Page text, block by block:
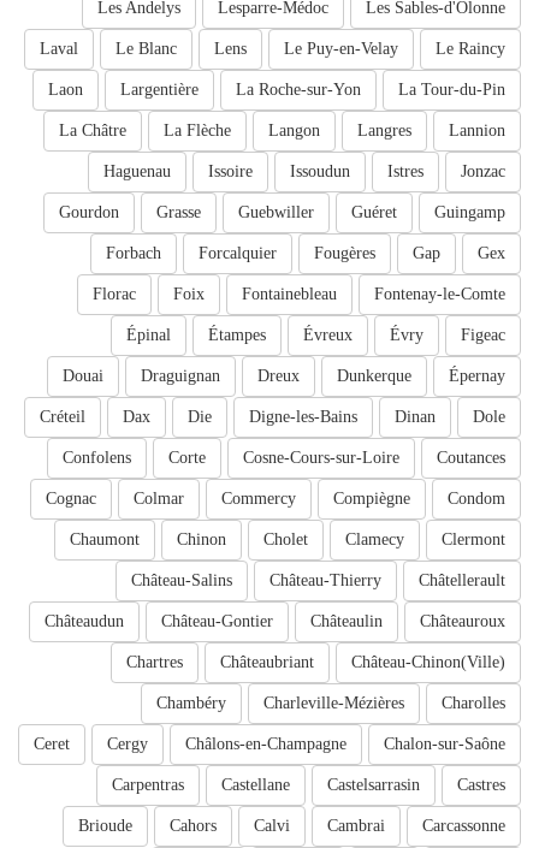
Les Sables-d'Olonne
Lesparre-Médoc
Les Andelys
Le Raincy
Le Puy-en-Velay
Lens
Le Blanc
Laval
La Tour-du-Pin
La Roche-sur-Yon
Largentière
Laon
Lannion
Langres
Langon
La Flèche
La Châtre
Jonzac
Istres
Issoudun
Issoire
Haguenau
Guingamp
Guéret
Guebwiller
Grasse
Gourdon
Gex
Gap
Fougères
Forcalquier
Forbach
Fontenay-le-Comte
Fontainebleau
Foix
Florac
Figeac
Évry
Évreux
Étampes
Épinal
Épernay
Dunkerque
Dreux
Draguignan
Douai
Dole
Dinan
Digne-les-Bains
Die
Dax
Créteil
Coutances
Cosne-Cours-sur-Loire
Corte
Confolens
Condom
Compiègne
Commercy
Colmar
Cognac
Clermont
Clamecy
Cholet
Chinon
Chaumont
Châtellerault
Château-Thierry
Château-Salins
Châteauroux
Châteaulin
Château-Gontier
Châteaudun
Château-Chinon(Ville)
Châteaubriant
Chartres
Charolles
Charleville-Mézières
Chambéry
Chalon-sur-Saône
Châlons-en-Champagne
Cergy
Ceret
Castres
Castelsarrasin
Castellane
Carpentras
Carcassonne
Cambrai
Calvi
Cahors
Brioude